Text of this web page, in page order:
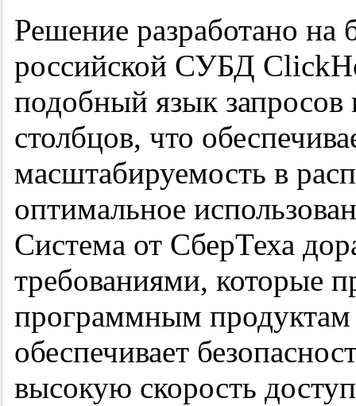
Решение разработано на
российской СУБД
подобный язык
столбцов, что
масштабируемость в
оптимальное
Система от СберТеха
требованиями, которые
программным продуктам
обеспечивает
высокую скорость